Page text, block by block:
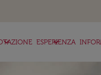
keyboard_arrow_down ESPERIENZA
keyboard_arrow_down